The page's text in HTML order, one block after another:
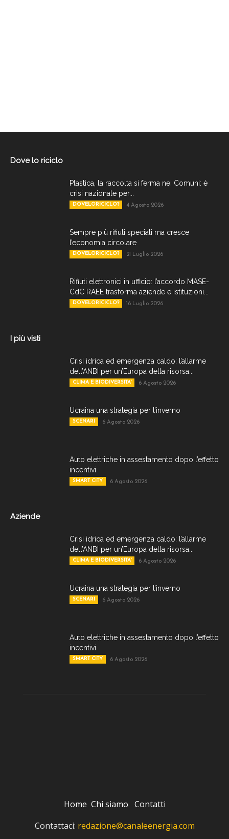
Dove lo riciclo
Plastica, la raccolta si ferma nei Comuni: è
crisi nazionale per...
DOVELORICICLO? 4 Agosto 2026
Sempre più rifiuti speciali ma cresce
l’economia circolare
DOVELORICICLO? 21 Luglio 2026
Rifiuti elettronici in ufficio: l’accordo MASE-
CdC RAEE trasforma aziende e istituzioni...
DOVELORICICLO? 16 Luglio 2026
I più visti
Crisi idrica ed emergenza caldo: l’allarme
dell’ANBI per un’Europa della risorsa...
CLIMA E BIODIVERSITA' 6 Agosto 2026
Ucraina una strategia per l’inverno
SCENARI 6 Agosto 2026
Auto elettriche in assestamento dopo l’effetto
incentivi
SMART CITY 6 Agosto 2026
Aziende
Crisi idrica ed emergenza caldo: l’allarme
dell’ANBI per un’Europa della risorsa...
CLIMA E BIODIVERSITA' 6 Agosto 2026
Ucraina una strategia per l’inverno
SCENARI 6 Agosto 2026
Auto elettriche in assestamento dopo l’effetto
incentivi
SMART CITY 6 Agosto 2026
Home Chi siamo Contatti
Contattaci: redazione@canaleenergia.com